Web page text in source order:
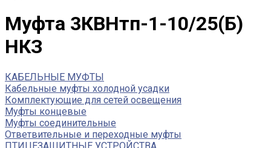
Муфта 3КВНтп-1-10/25(Б)
НКЗ
КАБЕЛЬНЫЕ МУФТЫ
Кабельные муфты холодной усадки
Комплектующие для сетей освещения
Муфты концевые
Муфты соединительные
Ответвительные и переходные муфты